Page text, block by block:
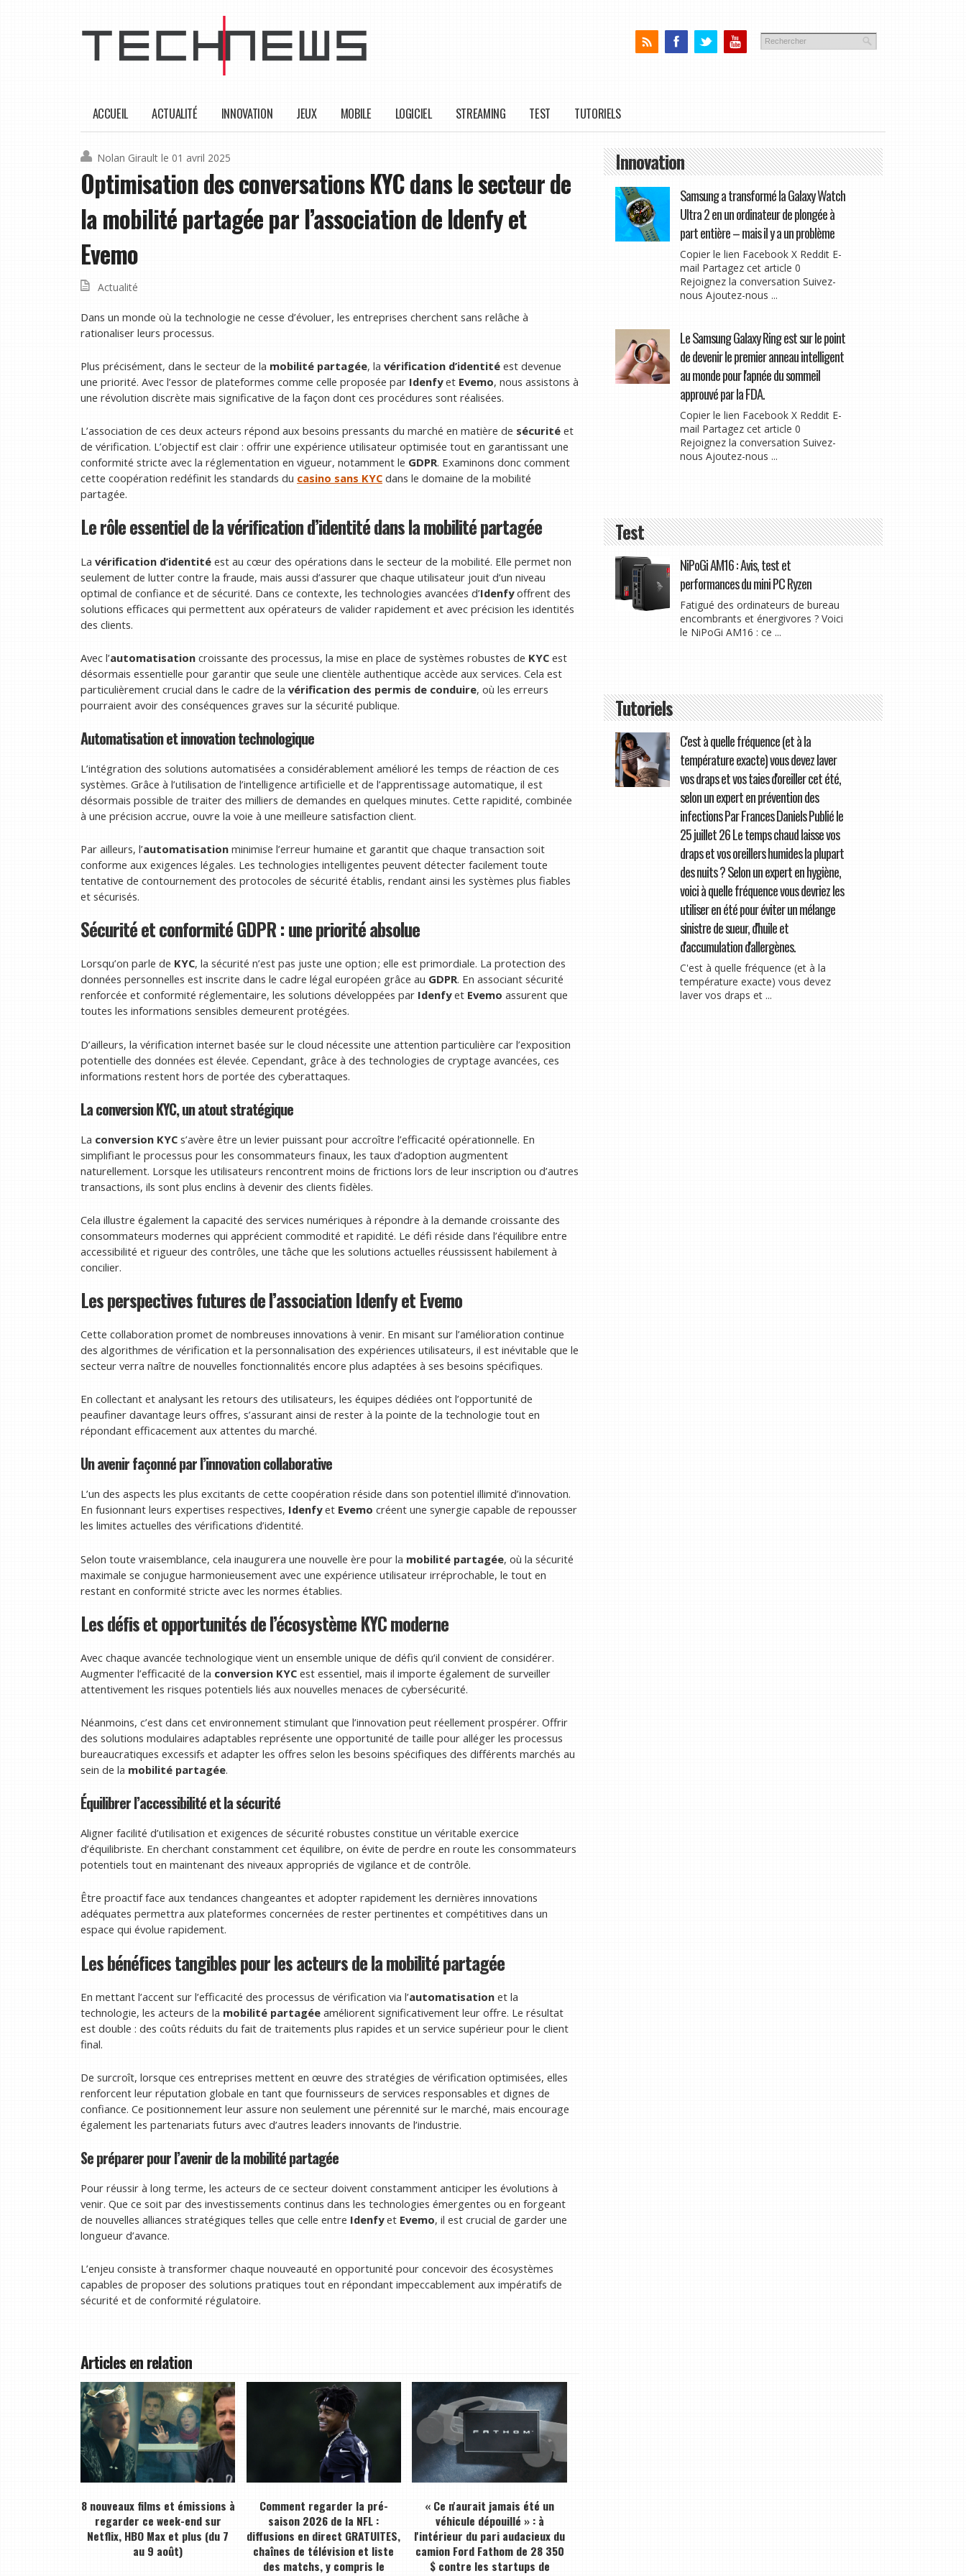
ACCUEIL ACTUALITÉ INNOVATION JEUX MOBILE LOGICIEL STREAMING TEST TUTORIELS
Nolan Girault le 01 avril 2025
Optimisation des conversations KYC dans le secteur de
la mobilité partagée par l’association de Idenfy et
Evemo
Actualité
Dans un monde où la technologie ne cesse d’évoluer, les entreprises cherchent sans relâche à
rationaliser leurs processus.
Plus précisément, dans le secteur de la mobilité partagée, la vérification d’identité est devenue
une priorité. Avec l’essor de plateformes comme celle proposée par Idenfyet Evemo, nous assistons à
une révolution discrète mais significative de la façon dont ces procédures sont réalisées.
L’association de ces deux acteurs répond aux besoins pressants du marché en matière de sécurité et
de vérification. L’objectif est clair : offrir une expérience utilisateur optimisée tout en garantissant une
conformité stricte avec la réglementation en vigueur, notamment le GDPR. Examinons donc comment
cette coopération redéfinit les standards du casino sans KYC dans le domaine de la mobilité
partagée.
Le rôle essentiel de la vérification d’identité dans la mobilité partagée
La vérification d’identité est au cœur des opérations dans le secteur de la mobilité. Elle permet non
seulement de lutter contre la fraude, mais aussi d’assurer que chaque utilisateur jouit d’un niveau
optimal de confiance et de sécurité. Dans ce contexte, les technologies avancées d’Idenfyoffrent des
solutions efficaces qui permettent aux opérateurs de valider rapidement et avec précision les identités
des clients.
Avec l’automatisation croissante des processus, la mise en place de systèmes robustes de KYC est
désormais essentielle pour garantir que seule une clientèle authentique accède aux services. Cela est
particulièrement crucial dans le cadre de la vérification des permis de conduire, où les erreurs
pourraient avoir des conséquences graves sur la sécurité publique.
Automatisation et innovation technologique
L’intégration des solutions automatisées a considérablement amélioré les temps de réaction de ces
systèmes. Grâce à l’utilisation de l’intelligence artificielle et de l’apprentissage automatique, il est
désormais possible de traiter des milliers de demandes en quelques minutes. Cette rapidité, combinée
à une précision accrue, ouvre la voie à une meilleure satisfaction client.
Par ailleurs, l’automatisation minimise l’erreur humaine et garantit que chaque transaction soit
conforme aux exigences légales. Les technologies intelligentes peuvent détecter facilement toute
tentative de contournement des protocoles de sécurité établis, rendant ainsi les systèmes plus fiables
et sécurisés.
Sécurité et conformité GDPR : une priorité absolue
Lorsqu’on parle de KYC, la sécurité n’est pas juste une option ; elle est primordiale. La protection des
données personnelles est inscrite dans le cadre légal européen grâce au GDPR. En associant sécurité
renforcée et conformité réglementaire, les solutions développées par Idenfyet Evemo assurent que
toutes les informations sensibles demeurent protégées.
D’ailleurs, la vérification internet basée sur le cloud nécessite une attention particulière car l’exposition
potentielle des données est élevée. Cependant, grâce à des technologies de cryptage avancées, ces
informations restent hors de portée des cyberattaques.
La conversion KYC, un atout stratégique
La conversion KYC s’avère être un levier puissant pour accroître l’efficacité opérationnelle. En
simplifiant le processus pour les consommateurs finaux, les taux d’adoption augmentent
naturellement. Lorsque les utilisateurs rencontrent moins de frictions lors de leur inscription ou d’autres
transactions, ils sont plus enclins à devenir des clients fidèles.
Cela illustre également la capacité des services numériques à répondre à la demande croissante des
consommateurs modernes qui apprécient commodité et rapidité. Le défi réside dans l’équilibre entre
accessibilité et rigueur des contrôles, une tâche que les solutions actuelles réussissent habilement à
concilier.
Les perspectives futures de l’association Idenfy et Evemo
Cette collaboration promet de nombreuses innovations à venir. En misant sur l’amélioration continue
des algorithmes de vérification et la personnalisation des expériences utilisateurs, il est inévitable que le
secteur verra naître de nouvelles fonctionnalités encore plus adaptées à ses besoins spécifiques.
En collectant et analysant les retours des utilisateurs, les équipes dédiées ont l’opportunité de
peaufiner davantage leurs offres, s’assurant ainsi de rester à la pointe de la technologie tout en
répondant efficacement aux attentes du marché.
Un avenir façonné par l’innovation collaborative
L’un des aspects les plus excitants de cette coopération réside dans son potentiel illimité d’innovation.
En fusionnant leurs expertises respectives, Idenfyet Evemo créent une synergie capable de repousser
les limites actuelles des vérifications d’identité.
Selon toute vraisemblance, cela inaugurera une nouvelle ère pour la mobilité partagée, où la sécurité
maximale se conjugue harmonieusement avec une expérience utilisateur irréprochable, le tout en
restant en conformité stricte avec les normes établies.
Les défis et opportunités de l’écosystème KYC moderne
Avec chaque avancée technologique vient un ensemble unique de défis qu’il convient de considérer.
Augmenter l’efficacité de la conversion KYC est essentiel, mais il importe également de surveiller
attentivement les risques potentiels liés aux nouvelles menaces de cybersécurité.
Néanmoins, c’est dans cet environnement stimulant que l’innovation peut réellement prospérer. Offrir
des solutions modulaires adaptables représente une opportunité de taille pour alléger les processus
bureaucratiques excessifs et adapter les offres selon les besoins spécifiques des différents marchés au
sein de la mobilité partagée.
Équilibrer l’accessibilité et la sécurité
Aligner facilité d’utilisation et exigences de sécurité robustes constitue un véritable exercice
d’équilibriste. En cherchant constamment cet équilibre, on évite de perdre en route les consommateurs
potentiels tout en maintenant des niveaux appropriés de vigilance et de contrôle.
Être proactif face aux tendances changeantes et adopter rapidement les dernières innovations
adéquates permettra aux plateformes concernées de rester pertinentes et compétitives dans un
espace qui évolue rapidement.
Les bénéfices tangibles pour les acteurs de la mobilité partagée
En mettant l’accent sur l’efficacité des processus de vérification via l’automatisation et la
technologie, les acteurs de la mobilité partagée améliorent significativement leur offre. Le résultat
est double : des coûts réduits du fait de traitements plus rapides et un service supérieur pour le client
final.
De surcroît, lorsque ces entreprises mettent en œuvre des stratégies de vérification optimisées, elles
renforcent leur réputation globale en tant que fournisseurs de services responsables et dignes de
confiance. Ce positionnement leur assure non seulement une pérennité sur le marché, mais encourage
également les partenariats futurs avec d’autres leaders innovants de l’industrie.
Se préparer pour l’avenir de la mobilité partagée
Pour réussir à long terme, les acteurs de ce secteur doivent constamment anticiper les évolutions à
venir. Que ce soit par des investissements continus dans les technologies émergentes ou en forgeant
de nouvelles alliances stratégiques telles que celle entre Idenfyet Evemo, il est crucial de garder une
longueur d’avance.
L’enjeu consiste à transformer chaque nouveauté en opportunité pour concevoir des écosystèmes
capables de proposer des solutions pratiques tout en répondant impeccablement aux impératifs de
sécurité et de conformité régulatoire.
Articles en relation
8 nouveaux films et émissions à
regarder ce week-end sur
Netflix, HBO Max et plus (du 7
au 9 août)
Comment regarder la pré-
saison 2026 de la NFL :
diffusions en direct GRATUITES,
chaînes de télévision et liste
des matchs, y compris le
« Ce n'aurait jamais été un
véhicule dépouillé » : à
l'intérieur du pari audacieux du
camion Ford Fathom de 28 350
$ contre les startups de
Innovation
Samsung a transformé la Galaxy Watch
Ultra 2 en un ordinateur de plongée à
part entière – mais il y a un problème
Copier le lien Facebook X Reddit E-
mail Partagez cet article 0
Rejoignez la conversation Suivez-
nous Ajoutez-nous ...
Le Samsung Galaxy Ring est sur le point
de devenir le premier anneau intelligent
au monde pour l'apnée du sommeil
approuvé par la FDA.
Copier le lien Facebook X Reddit E-
mail Partagez cet article 0
Rejoignez la conversation Suivez-
nous Ajoutez-nous ...
Test
NiPoGi AM16 : Avis, test et
performances du mini PC Ryzen
Fatigué des ordinateurs de bureau
encombrants et énergivores ? Voici
le NiPoGi AM16 : ce ...
Tutoriels
C'est à quelle fréquence (et à la
température exacte) vous devez laver
vos draps et vos taies d'oreiller cet été,
selon un expert en prévention des
infections Par Frances Daniels Publié le
25 juillet 26 Le temps chaud laisse vos
draps et vos oreillers humides la plupart
des nuits ? Selon un expert en hygiène,
voici à quelle fréquence vous devriez les
utiliser en été pour éviter un mélange
sinistre de sueur, d'huile et
d'accumulation d'allergènes.
C'est à quelle fréquence (et à la
température exacte) vous devez
laver vos draps et ...